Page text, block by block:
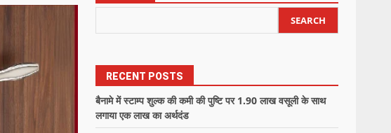
SEARCH
RECENT POSTS
बैनामे में स्टाम्प शुल्क की कमी की पुष्टि पर 1.90 लाख वसूली के साथ
लगाया एक लाख का अर्थदंड